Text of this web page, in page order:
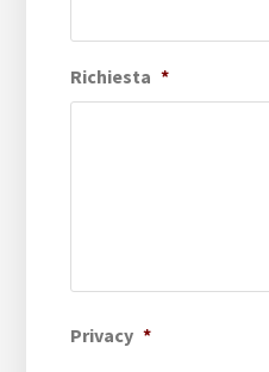
Richiesta *
Privacy *